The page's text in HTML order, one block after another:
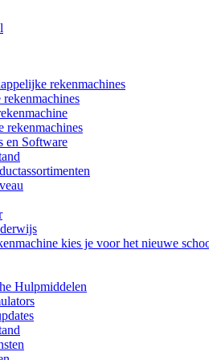
rekenmachines
rekenmachines
en Software
kies je voor het nieuwe
Hulpmiddelen